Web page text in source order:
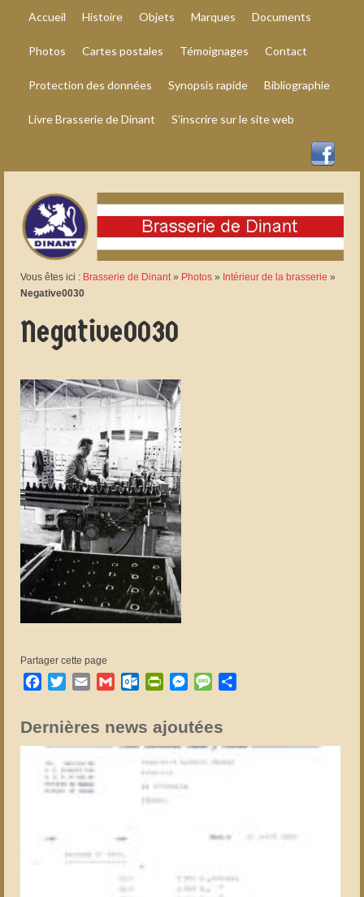
Accueil Histoire Objets Marques Documents
Photos Cartes postales Témoignages Contact
Protection des données Synopsis rapide Bibliographie
Livre Brasserie de Dinant S’inscrire sur le site web
Vous êtes ici : Brasserie de Dinant» Photos » Intérieur de la brasserie »
Negative0030
Negative0030
Partager cette page
Facebook
TwitterEmail GmailOutlook.com
PrintFriendly
Messenger
Message
Dernières news ajoutées